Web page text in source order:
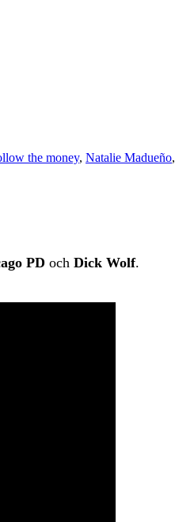
the money, Natalie Madueño,
PD och Dick Wolf.